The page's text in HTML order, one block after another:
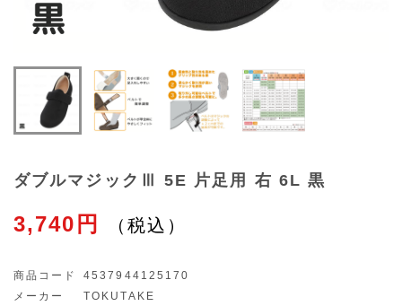
ダブルマジックⅢ 5E 片足用 右 6L 黒
3,740円
商品コード
4537944125170
メーカー
TOKUTAKE